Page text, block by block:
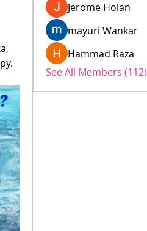
Jerome Holan
mayuri Wankar
Hammad Raza
See All Members (112)